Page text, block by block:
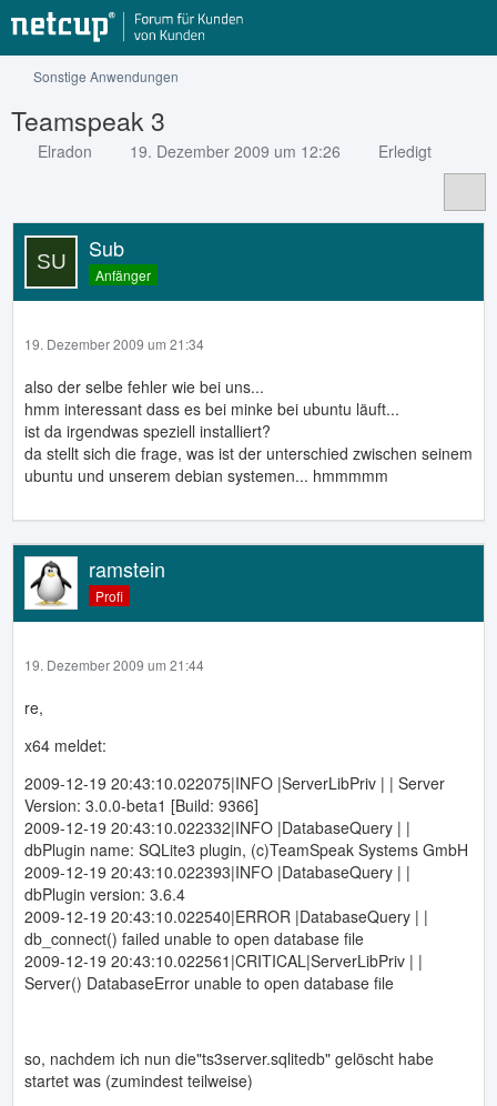
Sonstige Anwendungen
Teamspeak 3
Elradon 19. Dezember 2009 um 12:26 Erledigt
Sub
Anfänger
19. Dezember 2009 um 21:34
also der selbe fehler wie bei uns...
hmm interessant dass es bei minke bei ubuntu läuft...
ist da irgendwas speziell installiert?
da stellt sich die frage, was ist der unterschied zwischen seinem
ubuntu und unserem debian systemen... hmmmmm
ramstein
Profi
19. Dezember 2009 um 21:44
re,
x64 meldet:
2009-12-19 20:43:10.022075|INFO |ServerLibPriv | | Server
Version: 3.0.0-beta1 [Build: 9366]
2009-12-19 20:43:10.022332|INFO |DatabaseQuery | |
dbPlugin name: SQLite3 plugin, (c)TeamSpeak Systems GmbH
2009-12-19 20:43:10.022393|INFO |DatabaseQuery | |
dbPlugin version: 3.6.4
2009-12-19 20:43:10.022540|ERROR |DatabaseQuery | |
db_connect() failed unable to open database file
2009-12-19 20:43:10.022561|CRITICAL|ServerLibPriv | |
Server() DatabaseError unable to open database file
so, nachdem ich nun die"ts3server.sqlitedb" gelöscht habe
startet was (zumindest teilweise)